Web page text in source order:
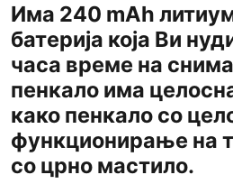
Има 240 mAh
батерија која Ви
часа време на
пенкало има
како пенкало со
функционирање на
со црно мастило.